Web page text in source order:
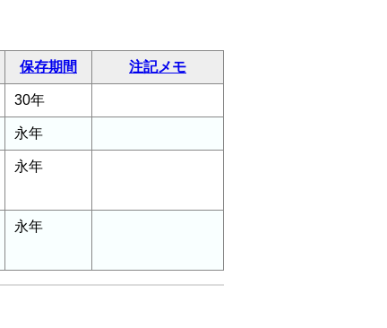
保存期間 注記メモ
30年
永年
永年
永年